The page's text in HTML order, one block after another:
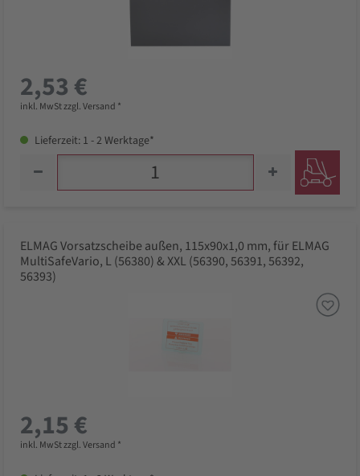
2,53 €
inkl. MwSt zzgl. Versand *
Lieferzeit: 1 - 2 Werktage*
ELMAG Vorsatzscheibe außen, 115x90x1,0 mm, für ELMAG
MultiSafeVario, L (56380) & XXL (56390, 56391, 56392,
56393)
2,15 €
inkl. MwSt zzgl. Versand *